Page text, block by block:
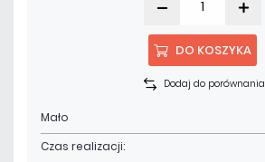
DO KOSZYKA
Dodaj do porównania
Mało
Czas realizacji: